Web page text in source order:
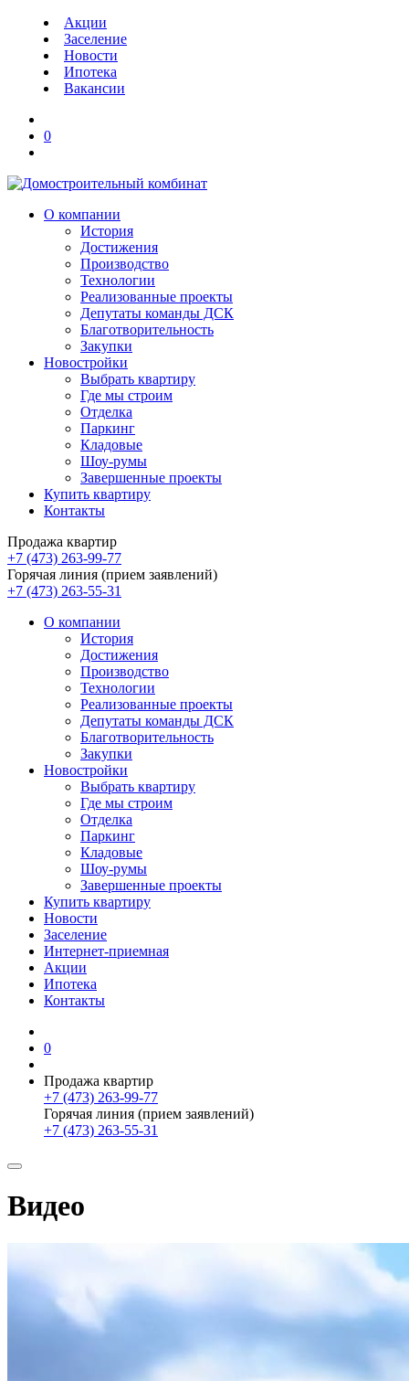
Акции
Заселение
Новости
Ипотека
Вакансии
0
О компании
История
Достижения
Производство
Технологии
Реализованные проекты
Депутаты команды ДСК
Благотворительность
Закупки
Новостройки
Выбрать квартиру
Где мы строим
Отделка
Паркинг
Кладовые
Шоу-румы
Завершенные проекты
Купить квартиру
Контакты
Продажа квартир
+7 (473) 263-99-77
Горячая линия (прием заявлений)
+7 (473) 263-55-31
О компании
История
Достижения
Производство
Технологии
Реализованные проекты
Депутаты команды ДСК
Благотворительность
Закупки
Новостройки
Выбрать квартиру
Где мы строим
Отделка
Паркинг
Кладовые
Шоу-румы
Завершенные проекты
Купить квартиру
Новости
Заселение
Интернет-приемная
Акции
Ипотека
Контакты
0
Продажа квартир
+7 (473) 263-99-77
Горячая линия (прием заявлений)
+7 (473) 263-55-31
Видео